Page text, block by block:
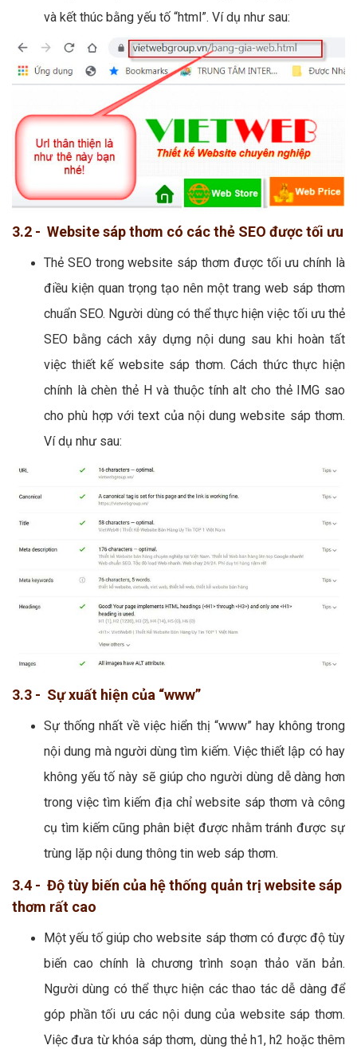
và kết thúc bằng yếu tố “html”. Ví dụ như sau:
3.2 - Website sáp thơm có các thẻ SEO được tối ưu
Thẻ SEO trong website sáp thơm được tối ưu chính là
điều kiện quan trọng tạo nên một trang web sáp thơm
chuẩn SEO. Người dùng có thể thực hiện việc tối ưu thẻ
SEO bằng cách xây dựng nội dung sau khi hoàn tất
việc thiết kế website sáp thơm. Cách thức thực hiện
chính là chèn thẻ H và thuộc tính alt cho thẻ IMG sao
cho phù hợp với text của nội dung website sáp thơm.
Ví dụ như sau:
3.3 - Sự xuất hiện của “www”
Sự thống nhất về việc hiển thị “www” hay không trong
nội dung mà người dùng tìm kiếm. Việc thiết lập có hay
không yếu tố này sẽ giúp cho người dùng dễ dàng hơn
trong việc tìm kiếm địa chỉ website sáp thơm và công
cụ tìm kiếm cũng phân biệt được nhằm tránh được sự
trùng lặp nội dung thông tin web sáp thơm.
3.4 - Độ tùy biến của hệ thống quản trị website sáp
thơm rất cao
Một yếu tố giúp cho website sáp thơm có được độ tùy
biến cao chính là chương trình soạn thảo văn bản.
Người dùng có thể thực hiện các thao tác dễ dàng để
góp phần tối ưu các nội dung của website sáp thơm.
Việc đưa từ khóa sáp thơm, dùng thẻ h1, h2 hoặc thêm